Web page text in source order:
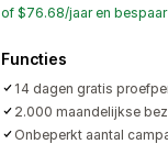
of $76.68/jaar en bespaar
Functies
14 dagen gratis
2.000 maandelijkse
Onbeperkt aantal